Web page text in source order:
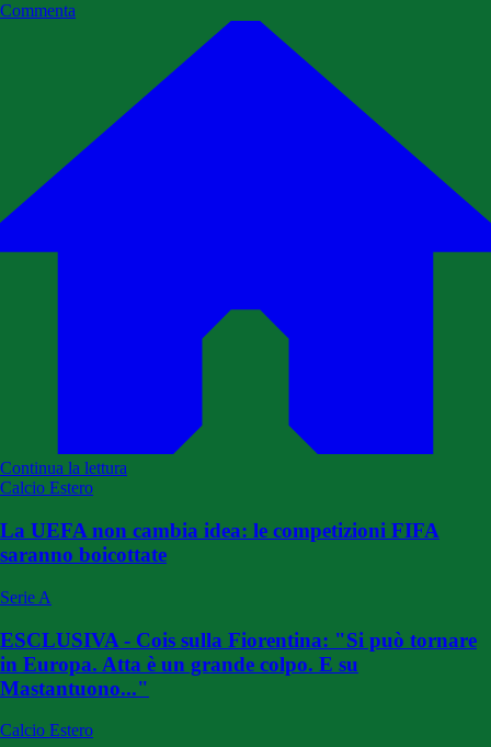
Commenta
Continua la lettura
Calcio Estero
La UEFA non cambia idea: le competizioni FIFA
saranno boicottate
Serie A
ESCLUSIVA - Cois sulla Fiorentina: "Si può tornare
in Europa. Atta è un grande colpo. E su
Mastantuono..."
Calcio Estero